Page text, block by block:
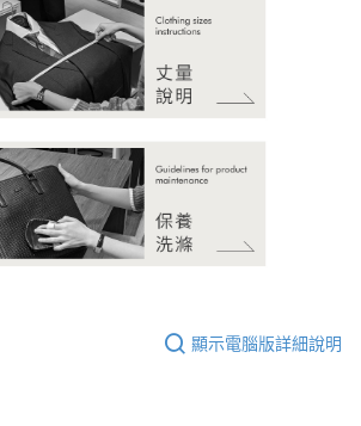
顯示電腦版詳細說明